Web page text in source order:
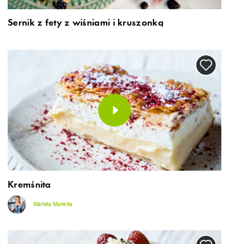
Sernik z fety z wiśniami i kruszonką
Kremśnita
Marieta Marecka